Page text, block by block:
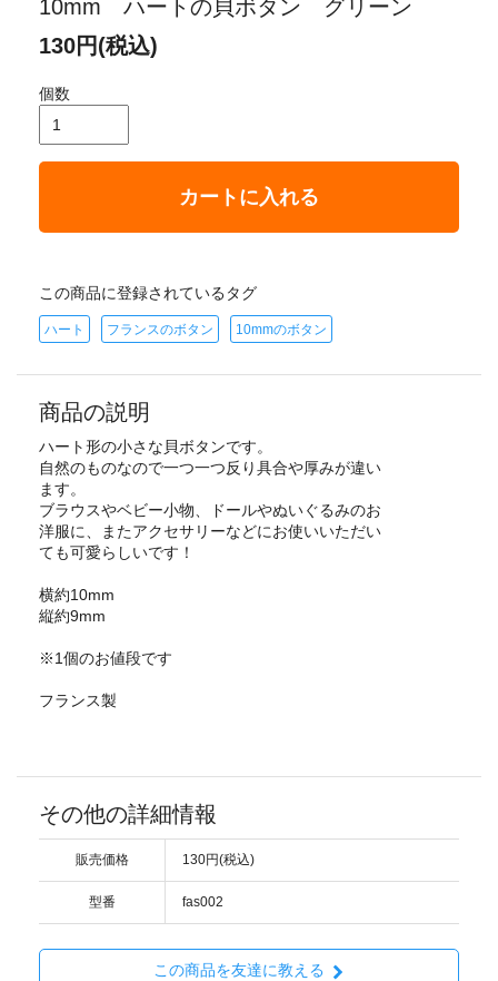
10mm ハートの貝ボタン グリーン
130円(税込)
個数
カートに入れる
この商品に登録されているタグ
ハート フランスのボタン 10mmのボタン
商品の説明
ハート形の小さな貝ボタンです。
自然のものなので一つ一つ反り具合や厚みが違い
ます。
ブラウスやベビー小物、ドールやぬいぐるみのお
洋服に、またアクセサリーなどにお使いいただい
ても可愛らしいです！
横約10mm
縦約9mm
※1個のお値段です
フランス製
その他の詳細情報
販売価格 130円(税込)
型番 fas002
この商品を友達に教える